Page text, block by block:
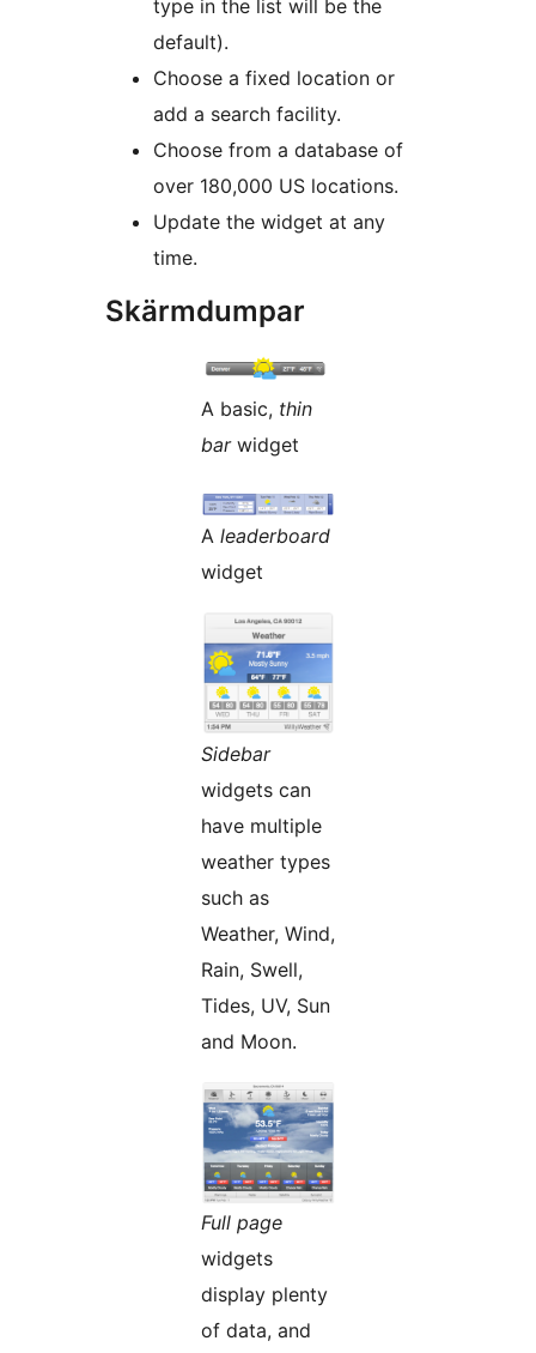
type in the list will be the
default).
Choose a fixed location or
add a search facility.
Choose from a database of
over 180,000 US locations.
Update the widget at any
time.
Skärmdumpar
A basic, thin
barwidget
A leaderboard
widget
Sidebar
widgets can
have multiple
weather types
such as
Weather, Wind,
Rain, Swell,
Tides, UV, Sun
and Moon.
Full page
widgets
display plenty
of data, and